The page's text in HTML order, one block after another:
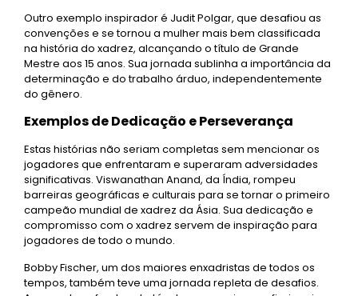
Outro exemplo inspirador é Judit Polgar, que desafiou as
convenções e se tornou a mulher mais bem classificada
na história do xadrez, alcançando o título de Grande
Mestre aos 15 anos. Sua jornada sublinha a importância da
determinação e do trabalho árduo, independentemente
do gênero.
Exemplos de Dedicação e Perseverança
Estas histórias não seriam completas sem mencionar os
jogadores que enfrentaram e superaram adversidades
significativas. Viswanathan Anand, da Índia, rompeu
barreiras geográficas e culturais para se tornar o primeiro
campeão mundial de xadrez da Ásia. Sua dedicação e
compromisso com o xadrez servem de inspiração para
jogadores de todo o mundo.
Bobby Fischer, um dos maiores enxadristas de todos os
tempos, também teve uma jornada repleta de desafios.